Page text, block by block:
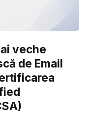
veche
de Email